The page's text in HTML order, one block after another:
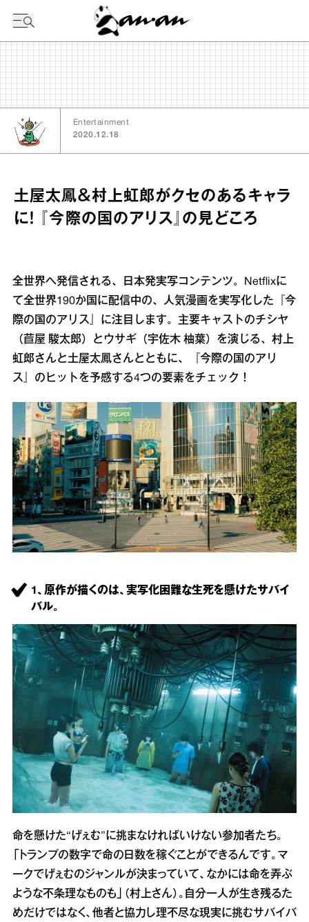
Entertainment
2020.12.18
土屋太鳳＆村上虹郎がクセのあるキャラ
に！ 『今際の国のアリス』の見どころ
全世界へ発信される、日本発実写コンテンツ。Netflixに
て全世界190か国に配信中の、人気漫画を実写化した『今
際の国のアリス』に注目します。主要キャストのチシヤ
（苣屋 駿太郎）とウサギ（宇佐木 柚葉）を演じる、村上
虹郎さんと土屋太鳳さんとともに、『今際の国のアリ
ス』のヒットを予感する4つの要素をチェック！
1、原作が描くのは、実写化困難な生死を懸けたサバイ
バル。
命を懸けた“げぇむ”に挑まなければいけない参加者たち。
「トランプの数字で命の日数を稼ぐことができるんです。マ
ークでげぇむのジャンルが決まっていて、なかには命を弄ぶ
ような不条理なものも」（村上さん）。自分一人が生き残るた
めだけではなく、他者と協力し理不尽な現実に挑むサバイバ